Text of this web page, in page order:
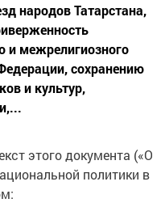
народов Татарстана,
и межрелигиозного
сохранению
и культур,
этого документа («О
политики в